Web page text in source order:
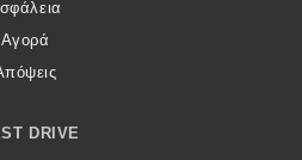
Αγορά
DRIVE